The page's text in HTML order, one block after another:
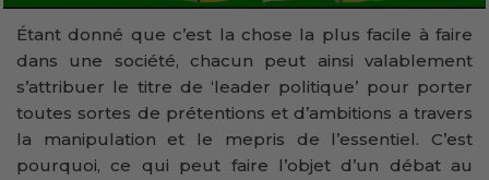
Étant donné que c’est la chose la plus facile à faire
dans une société, chacun peut ainsi valablement
s’attribuer le titre de ‘leader politique’ pour porter
toutes sortes de prétentions et d’ambitions a travers
la manipulation et le mepris de l’essentiel. C’est
pourquoi, ce qui peut faire l’objet d’un débat au